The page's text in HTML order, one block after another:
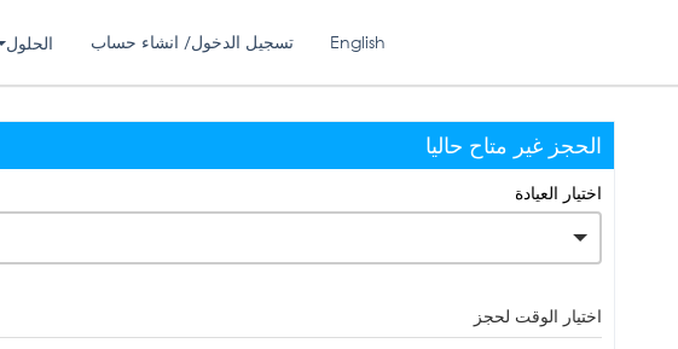
الحلول تسجيل الدخول/ انشاء حساب English
الحجز غير متاح حاليا
اختيار العيادة
اختيار الوقت لحجز